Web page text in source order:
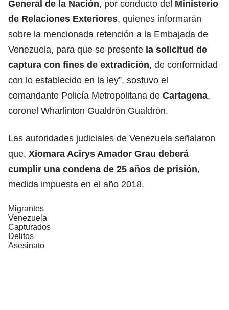
General de la Nación, por conducto del Ministerio
de Relaciones Exteriores, quienes informarán
sobre la mencionada retención a la Embajada de
Venezuela, para que se presente la solicitud de
captura con fines de extradición, de conformidad
con lo establecido en la ley”, sostuvo el
comandante Policía Metropolitana de Cartagena,
coronel Wharlinton Gualdrón Gualdrón.
Las autoridades judiciales de Venezuela señalaron
que, Xiomara Acirys Amador Grau deberá
cumplir una condena de 25 años de prisión,
medida impuesta en el año 2018.
Migrantes
Venezuela
Capturados
Delitos
Asesinato